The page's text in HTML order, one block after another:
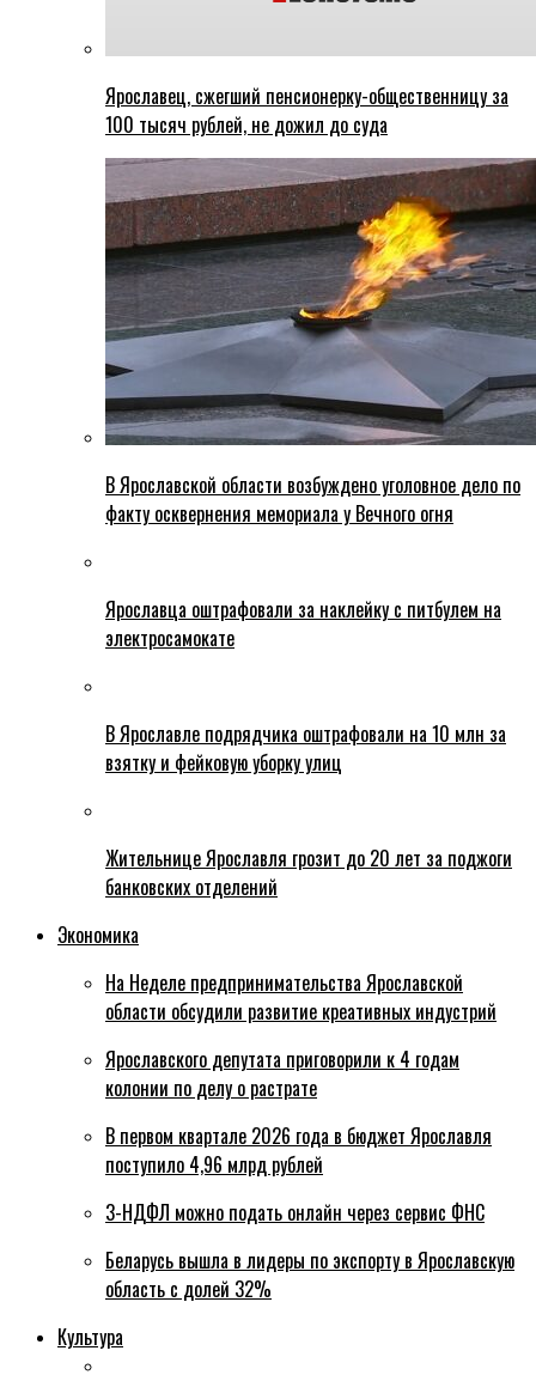
Ярославец, сжегший пенсионерку-общественницу за
100 тысяч рублей, не дожил до суда
В Ярославской области возбуждено уголовное дело по
факту осквернения мемориала у Вечного огня
Ярославца оштрафовали за наклейку с питбулем на
электросамокате
В Ярославле подрядчика оштрафовали на 10 млн за
взятку и фейковую уборку улиц
Жительнице Ярославля грозит до 20 лет за поджоги
банковских отделений
Экономика
На Неделе предпринимательства Ярославской
области обсудили развитие креативных индустрий
Ярославского депутата приговорили к 4 годам
колонии по делу о растрате
В первом квартале 2026 года в бюджет Ярославля
поступило 4,96 млрд рублей
3-НДФЛ можно подать онлайн через сервис ФНС
Беларусь вышла в лидеры по экспорту в Ярославскую
область с долей 32%
Культура